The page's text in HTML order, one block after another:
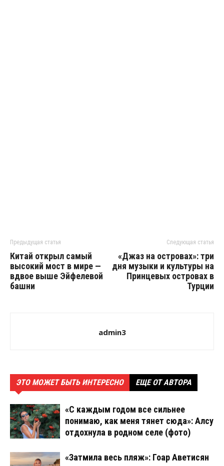
Предыдущая статья
Китай открыл самый
высокий мост в мире —
вдвое выше Эйфелевой
башни
Следующая статья
«Джаз на островах»: три
дня музыки и культуры на
Принцевых островах в
Турции
admin3
ЭТО МОЖЕТ БЫТЬ ИНТЕРЕСНО ЕЩЕ ОТ АВТОРА
«С каждым годом все сильнее
понимаю, как меня тянет сюда»: Алсу
отдохнула в родном селе (фото)
«Затмила весь пляж»: Гоар Аветисян